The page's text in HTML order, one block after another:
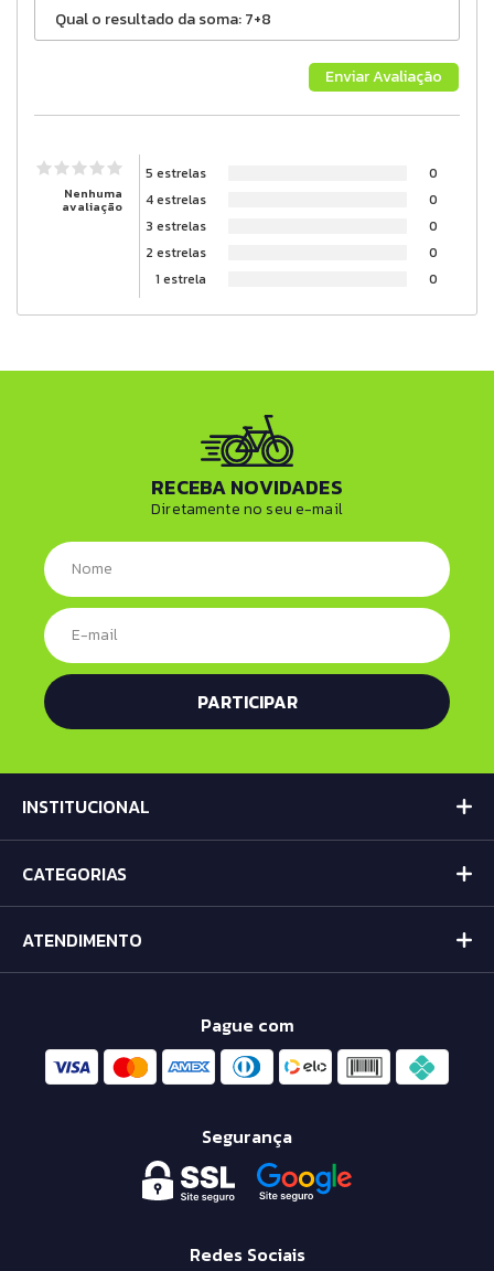
Nenhuma
avaliação
5 estrelas
0
4 estrelas
0
3 estrelas
0
2 estrelas
0
1 estrela
0
RECEBA NOVIDADES
Diretamente no seu e-mail
INSTITUCIONAL
CATEGORIAS
ATENDIMENTO
Pague com
Segurança
Redes Sociais